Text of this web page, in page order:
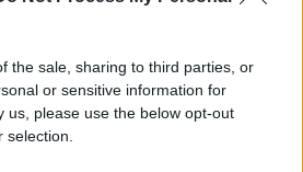
the sale, sharing to third parties, or
or sensitive information for
us, please use the below opt-out
- P.IVA 04827280654 - Testata
Di Nocera Inferiore N. 8/2020 - RG N.